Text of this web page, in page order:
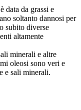
data da grassi e
soltanto dannosi per
subito diverse
altamente
minerali e altre
oleosi sono veri e
e sali minerali.